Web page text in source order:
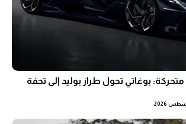
متحركة: بوغاتي تحول طراز بوليد إلى تحفة